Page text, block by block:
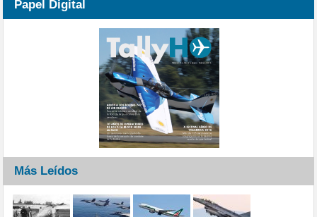
Papel Digital
Más Leídos